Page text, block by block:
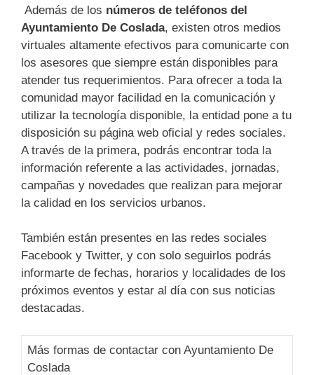
Además de los números de teléfonos del
Ayuntamiento De Coslada, existen otros medios
virtuales altamente efectivos para comunicarte con
los asesores que siempre están disponibles para
atender tus requerimientos. Para ofrecer a toda la
comunidad mayor facilidad en la comunicación y
utilizar la tecnología disponible, la entidad pone a tu
disposición su página web oficial y redes sociales.
A través de la primera, podrás encontrar toda la
información referente a las actividades, jornadas,
campañas y novedades que realizan para mejorar
la calidad en los servicios urbanos.
También están presentes en las redes sociales
Facebook y Twitter, y con solo seguirlos podrás
informarte de fechas, horarios y localidades de los
próximos eventos y estar al día con sus noticias
destacadas.
Más formas de contactar con Ayuntamiento De
Coslada